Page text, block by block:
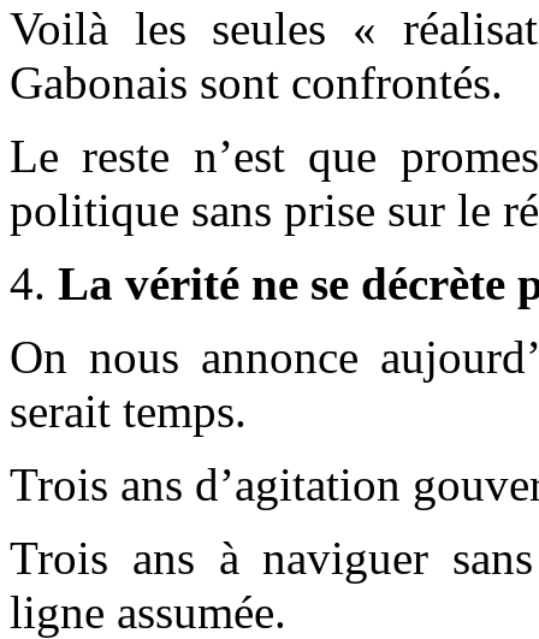
Voilà les seules «
Gabonais sont confrontés.
Le reste n’est que
politique sans prise sur le
La vérité ne se décrète
On nous annonce
serait temps.
Trois ans d’agitation
Trois ans à naviguer
ligne assumée.